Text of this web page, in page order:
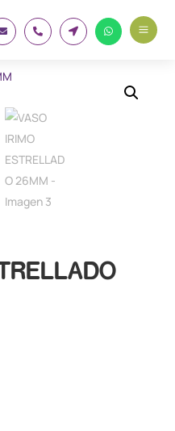
   a